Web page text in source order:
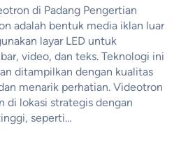
di Padang Pengertian
adalah bentuk media iklan luar
layar LED untuk
video, dan teks. Teknologi ini
ditampilkan dengan kualitas
menarik perhatian. Videotron
di lokasi strategis dengan
seperti…